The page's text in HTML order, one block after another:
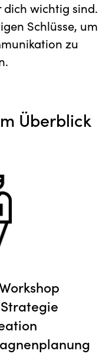
dich wichtig sind.
Schlüsse, um
zu
Überblick